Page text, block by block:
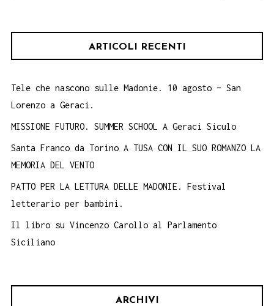
ARTICOLI RECENTI
Tele che nascono sulle Madonie. 10 agosto – San
Lorenzo a Geraci.
MISSIONE FUTURO. SUMMER SCHOOL A Geraci Siculo
Santa Franco da Torino A TUSA CON IL SUO ROMANZO LA
MEMORIA DEL VENTO
PATTO PER LA LETTURA DELLE MADONIE. Festival
letterario per bambini.
Il libro su Vincenzo Carollo al Parlamento
Siciliano
ARCHIVI